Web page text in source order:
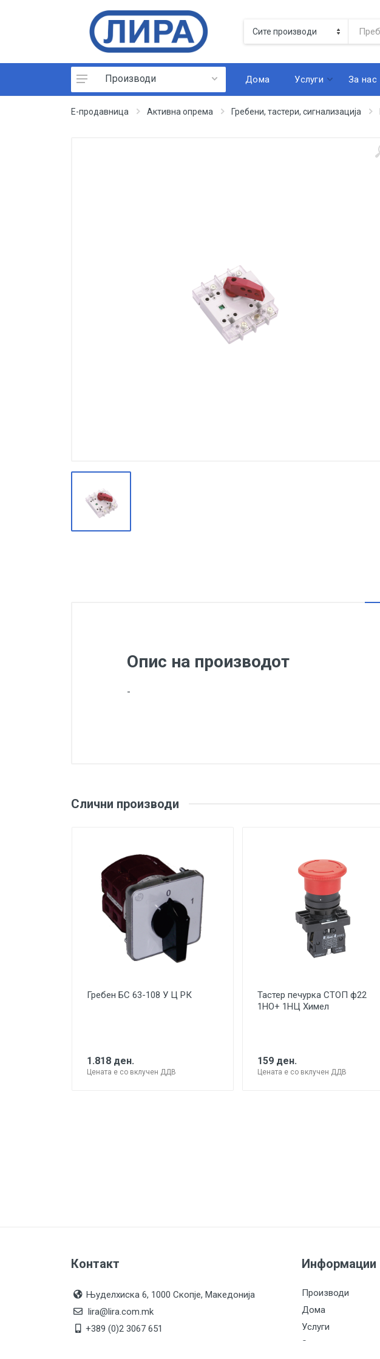
Модуларна галантерија GEWISS
Производи Дома Услуги За нас
Е-продавница Активна опрема Гребени, тастери, сигнализација
Опис на производот
-
Слични производи
Гребен БС 63-108 У Ц РК
1.818 ден.
Цената е со вклучен ДДВ
Тастер печурка СТОП ф22
1НО+ 1НЦ Химел
159 ден.
Цената е со вклучен ДДВ
Контакт
Њуделхиска 6, 1000 Скопје, Македонија
lira@lira.com.mk
+389 (0)2 3067 651
Информации
Производи
Дома
Услуги
За нас